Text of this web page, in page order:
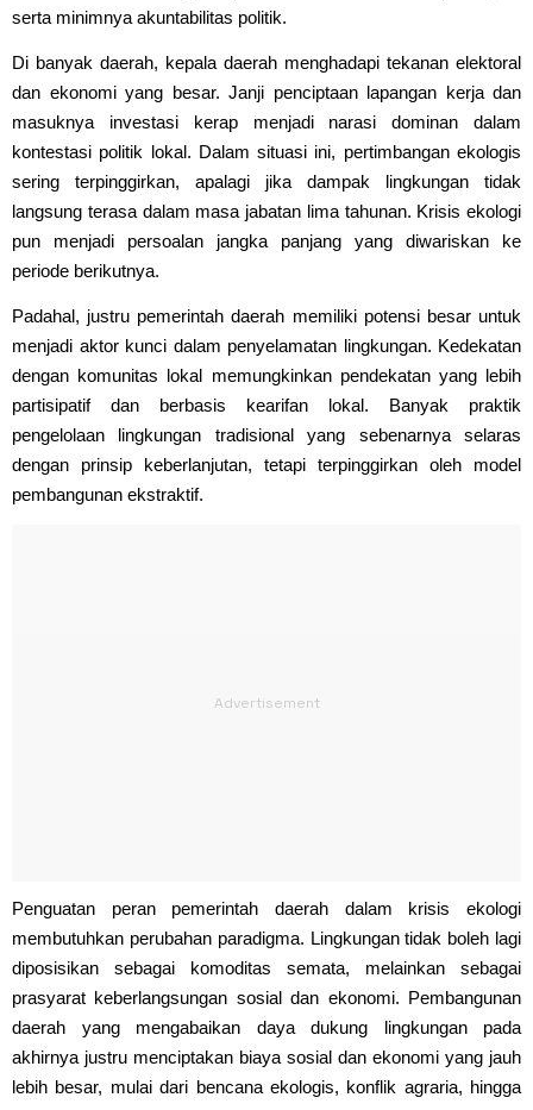
serta minimnya akuntabilitas politik.
Di banyak daerah, kepala daerah menghadapi tekanan elektoral
dan ekonomi yang besar. Janji penciptaan lapangan kerja dan
masuknya investasi kerap menjadi narasi dominan dalam
kontestasi politik lokal. Dalam situasi ini, pertimbangan ekologis
sering terpinggirkan, apalagi jika dampak lingkungan tidak
langsung terasa dalam masa jabatan lima tahunan. Krisis ekologi
pun menjadi persoalan jangka panjang yang diwariskan ke
periode berikutnya.
Padahal, justru pemerintah daerah memiliki potensi besar untuk
menjadi aktor kunci dalam penyelamatan lingkungan. Kedekatan
dengan komunitas lokal memungkinkan pendekatan yang lebih
partisipatif dan berbasis kearifan lokal. Banyak praktik
pengelolaan lingkungan tradisional yang sebenarnya selaras
dengan prinsip keberlanjutan, tetapi terpinggirkan oleh model
pembangunan ekstraktif.
Penguatan peran pemerintah daerah dalam krisis ekologi
membutuhkan perubahan paradigma. Lingkungan tidak boleh lagi
diposisikan sebagai komoditas semata, melainkan sebagai
prasyarat keberlangsungan sosial dan ekonomi. Pembangunan
daerah yang mengabaikan daya dukung lingkungan pada
akhirnya justru menciptakan biaya sosial dan ekonomi yang jauh
lebih besar, mulai dari bencana ekologis, konflik agraria, hingga